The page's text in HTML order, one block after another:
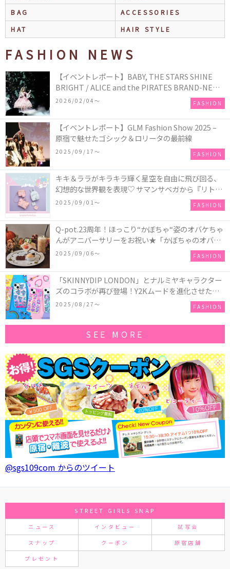
BAG
ACCESSORIES
HAT
HAIR STYLE
FASHION NEWS
【イベントレポート】BABY, THE STARS SHINE
BRIGHT / ALICE and the PIRATES BRAND-NEW
COLLECTION in TOKYO
2026/02/04〜 FASHION
【イベントレポート】GLM Fashion Show 2025 –
原宿で魅せたゴシック＆ロリータの最前線
2025/09/17〜 FASHION
キキ＆ララがキラキラ輝く星空を自由に飛び回る、
幻想的な世界観を表現♡ サマンサベガから『リトル
ツインスターズ』50周年アニバーサリーイヤー』を
2025/09/01〜 FASHION
Q-pot.23周年！ほっこり“かぼちゃ“姿のオバケちゃ
んがアニバーサリーをお祝い★「かぼちゃのオバケ
ーキアクセサリー」が新発売！Q-pot CAFE.では
「かぼちゃのオバケーキプレート」も登場
2025/09/06〜 FASHION
「SKINNYDIP LONDON」とナルミヤキャラクター
ズのコラボが再び登場！Y2Kムードを進化させた新
作コレクションを発売♪
2025/08/27〜 FASHION
SEE MORE
@sgs109com からのツイート
STREET GIRLS SNAP
ニュース インタビュー 試写会
スナップ クーポン 原宿店舗
プレゼント